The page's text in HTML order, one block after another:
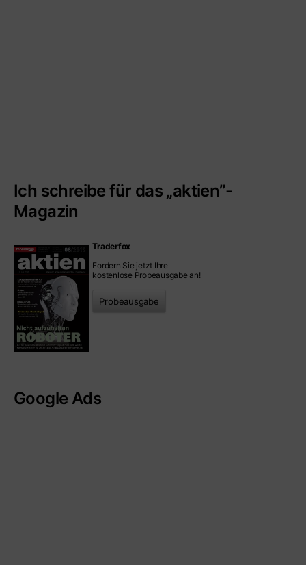
Ich schreibe für das „aktien”-
Magazin
Traderfox
Fordern Sie jetzt Ihre
kostenlose Probeausgabe an!
Probeausgabe
Google Ads